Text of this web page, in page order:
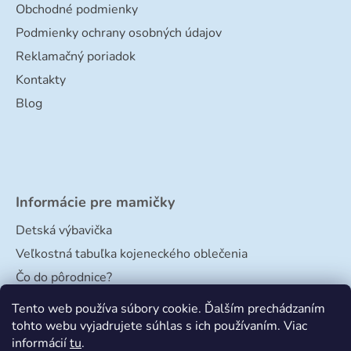
Tento web používa súbory cookie. Ďalším prechádzaním
tohto webu vyjadrujete súhlas s ich používaním. Viac
informáciítu.
Obchodné podmienky
Podmienky ochrany osobných údajov
Reklamačný poriadok
Kontakty
Blog
Informácie pre mamičky
Detská výbavička
Veľkostná tabuľka kojeneckého oblečenia
Čo do pôrodnice?
Veľkostná tabuľka papučiek